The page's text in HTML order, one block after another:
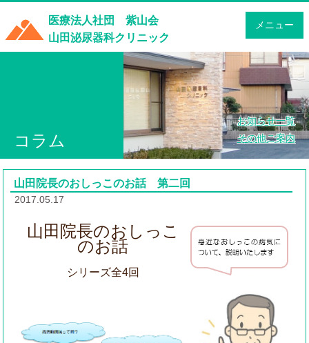
コラム
医療法人社団 紫山会
山田泌尿器科クリニック
メニュー
その他ご案内
お知らせ一覧
山田院長のおしっこのお話 第二回
2017.05.17
山田院長のおしっこ
のお話
シリーズ全4回